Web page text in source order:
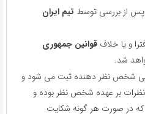
پس از بررسی توسط تیم ایران
و یا خلاف قوانین جمهوری
شد.
پی شخص نظر دهنده ثبت می شود و
نظرات بر عهده شخص نظر بوده و
که در صورت هر گونه شکایت